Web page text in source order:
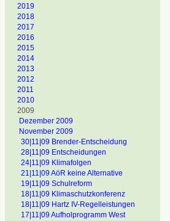
2019
2018
2017
2016
2015
2014
2013
2012
2011
2010
2009
Dezember 2009
November 2009
30|11|09 Brender-Entscheidung
28|11|09 Entscheidungen
24|11|09 Klimafolgen
21|11|09 AöR keine Alternative
19|11|09 Schulreform
18|11|09 Klimaschutzkonferenz
18|11|09 Hartz IV-Regelleistungen
17|11|09 Aufholprogramm West